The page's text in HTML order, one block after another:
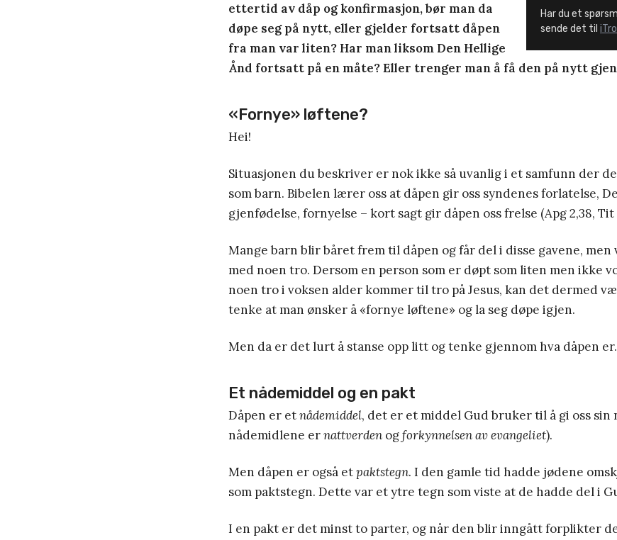
Har du et
sende det til
ettertid av dåp og konfirmasjon, bør man da
døpe seg på nytt, eller gjelder fortsatt dåpen
fra man var liten? Har man liksom Den Hellige
Ånd fortsatt på en måte? Eller trenger man å få den på nytt
«Fornye» løftene?
Hei!
Situasjonen du beskriver er nok ikke så uvanlig i et samfunn der
som barn. Bibelen lærer oss at dåpen gir oss syndenes forlatelse,
gjenfødelse, fornyelse – kort sagt gir dåpen oss frelse (Apg 2,38, Tit
Mange barn blir båret frem til dåpen og får del i disse gavene, men
med noen tro. Dersom en person som er døpt som liten men ikke
noen tro i voksen alder kommer til tro på Jesus, kan det dermed
tenke at man ønsker å «fornye løftene» og la seg døpe igjen.
Men da er det lurt å stanse opp litt og tenke gjennom hva dåpen er.
Et nådemiddel og en pakt
Dåpen er etnådemiddel, det er et middel Gud bruker til å gi oss sin
nådemidlene ernattverden ogforkynnelsen av evangeliet).
Men dåpen er også etpaktstegn. I den gamle tid hadde jødene
som paktstegn. Dette var et ytre tegn som viste at de hadde del i
I en pakt er det minst to parter, og når den blir inngått forplikter